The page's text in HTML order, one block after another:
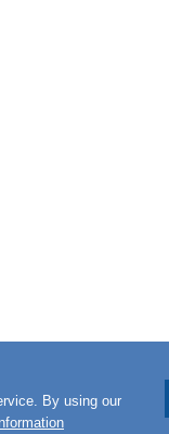
By using our